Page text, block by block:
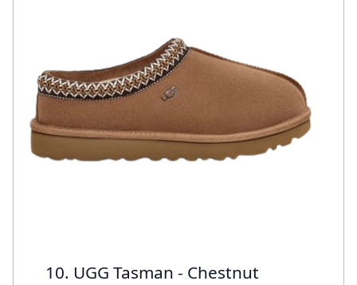
10. UGG Tasman - Chestnut